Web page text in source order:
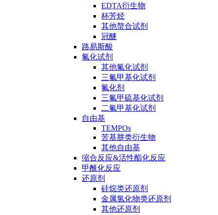
EDTA衍生物
杯芳烃
其他螯合试剂
冠醚
路易斯酸
氟化试剂
其他氟化试剂
三氟甲基化试剂
氟化剂
三氟甲硫基化试剂
二氟甲基化试剂
自由基
TEMPOs
苦基肼类衍生物
其他自由基
缩合反应&活性酯化反应
甲酰化反应
还原剂
硅烷类还原剂
金属氢化物类还原剂
其他还原剂